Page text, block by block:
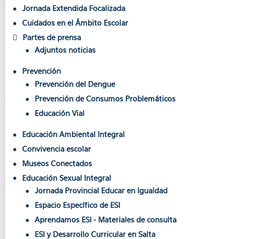
Jornada Extendida Focalizada
Cuidados en el Ámbito Escolar
Partes de prensa
Adjuntos noticias
Prevención
Prevención del Dengue
Prevención de Consumos Problemáticos
Educación Vial
Educación Ambiental Integral
Convivencia escolar
Museos Conectados
Educación Sexual Integral
Jornada Provincial Educar en Igualdad
Espacio Específico de ESI
Aprendamos ESI - Materiales de consulta
ESI y Desarrollo Curricular en Salta